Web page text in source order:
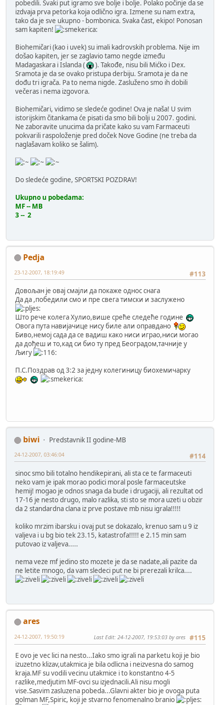
pobedili. Svaki put igramo sve bolje i bolje. Polako počinje da se
izdvaja prva petorka koja odlično igra. Izmene su nam extra,
tako da je sve ukupno - bombonica. Svaka čast, ekipo! Ponosan
sam kapiten!
Biohemičari (kao i uvek) su imali kadrovskih problema. Nije im
došao kapiten, jer se zaglavio tamo negde između
Madagaskara i Islanda (
). Takođe, nisu bili Mićko i Dex.
Sramota je da se ovako pristupa derbiju. Sramota je da ne
dođu tri igrača. Pa to nema nigde. Zasluženo smo ih dobili
večeras i nema izgovora.
Biohemičari, vidimo se sledeće godine! Ova je naša! U svim
istorijskim čitankama će pisati da smo bili bolji u 2007. godini.
Ne zaboravite unucima da pričate kako su vam Farmaceuti
pokvarili raspoloženje pred doček Nove Godine (ne treba da
naglašavam koliko se šalim).
Do sledeće godine, SPORTSKI POZDRAV!
Ukupno u pobedama:
MF -- MB
3 -- 2
Pedja
#113
23-12-2007, 18:19:49
Довољан је овај смајли да покаже однос снага
Да да ,победили смо и пре свега тимски и заслужено
Што рече колега Хулио,више среће следеће године
Овога пута навијачице нису биле али оправдано
Биво,немој сада да се вадиш како ниси играо,ниси могао
да дођеш и то,кад си био ту пред Београдом,тачније у
Љигу
П.С.Поздрав од 3:2 за једну колегиницу биохемичарку
biwi
Predstavnik II godine-MB
#114
24-12-2007, 03:46:04
sinoc smo bili totalno hendikepirani, ali sta ce te farmaceuti
neko vam je ipak morao podici moral posle farmaceutske
hemij! mogao je odnos snaga da bude i drugaciji, ali rezultat od
17-16 je nesto drugo, malo razlika, sti sto se mora uzeti u obzir
da 2 standardna clana iz prve postave mb nisu igrala!!!!!
koliko mrzim ibarsku i ovaj put se dokazalo, krenuo sam u 9 iz
valjeva i u bg bio tek 23.15, katastrofa!!!!! e 2.15 min sam
putovao iz valjeva.....
nema veze mf jedino sto mozete je da se nadate,ali pazite da
ne letite mnogo, da vam sledeci put ne bi prerezali krilca....
ares
#115
24-12-2007, 19:50:19 Last Edit: 24-12-2007, 19:53:03 by ares
E ovo je vec lici na nesto...Iako smo igrali na parketu koji je bio
izuzetno klizav,utakmica je bila odlicna i neizvesna do samog
kraja.MF su vodili vecinu utakmice i to konstantno 4-5
razlike,medjutim MF-ovci su izjednacili.Ali nisu mogli
vise.Sasvim zasluzena pobeda...Glavni akter bio je ovoga puta
golman MF,Spiric, koji je stvarno fenomenalno branio